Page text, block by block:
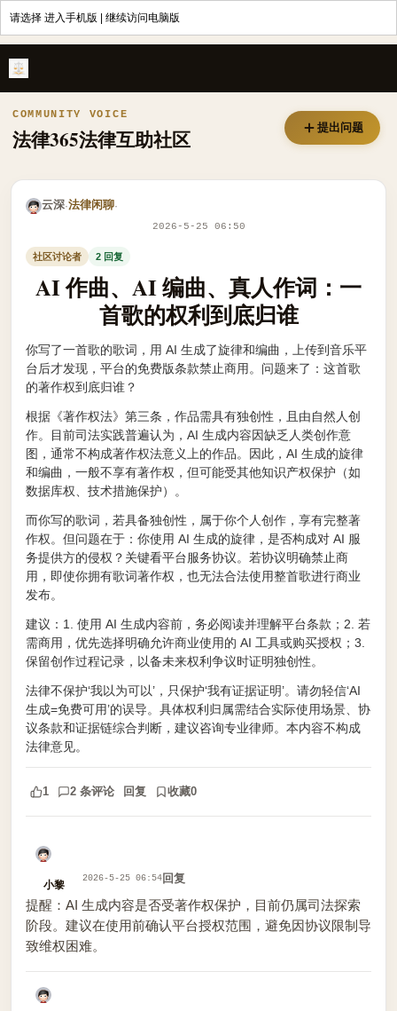
请选择 进入手机版 继续访问电脑版
COMMUNITY VOICE
法律365法律互助社区 提出问题
云深·法律闲聊·
2026-5-25 06:50
社区讨论者 2 回复
AI 作曲、AI 编曲、真人作词：一
首歌的权利到底归谁
你写了一首歌的歌词，用 AI 生成了旋律和编曲，上传到音乐平
台后才发现，平台的免费版条款禁止商用。问题来了：这首歌
的著作权到底归谁？
根据《著作权法》第三条，作品需具有独创性，且由自然人创
作。目前司法实践普遍认为，AI 生成内容因缺乏人类创作意
图，通常不构成著作权法意义上的作品。因此，AI 生成的旋律
和编曲，一般不享有著作权，但可能受其他知识产权保护（如
数据库权、技术措施保护）。
而你写的歌词，若具备独创性，属于你个人创作，享有完整著
作权。但问题在于：你使用 AI 生成的旋律，是否构成对 AI 服
务提供方的侵权？关键看平台服务协议。若协议明确禁止商
用，即使你拥有歌词著作权，也无法合法使用整首歌进行商业
发布。
建议：1. 使用 AI 生成内容前，务必阅读并理解平台条款；2. 若
需商用，优先选择明确允许商业使用的 AI 工具或购买授权；3.
保留创作过程记录，以备未来权利争议时证明独创性。
法律不保护‘我以为可以’，只保护‘我有证据证明’。请勿轻信‘AI
生成=免费可用’的误导。具体权利归属需结合实际使用场景、协
议条款和证据链综合判断，建议咨询专业律师。本内容不构成
法律意见。
1 2 条评论 回复 收藏0
小黎
2026-5-25 06:54回复
提醒：AI 生成内容是否受著作权保护，目前仍属司法探索
阶段。建议在使用前确认平台授权范围，避免因协议限制导
致维权困难。